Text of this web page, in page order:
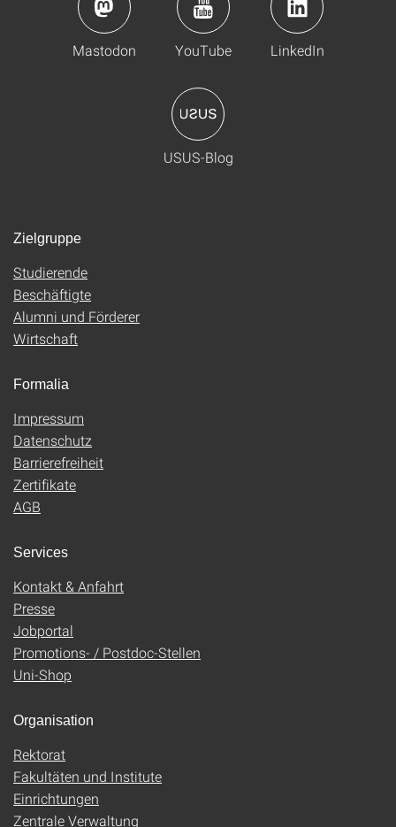
Mastodon YouTube LinkedIn
USUS-Blog
Zielgruppe
Studierende
Beschäftigte
Alumni und Förderer
Wirtschaft
Formalia
Impressum
Datenschutz
Barrierefreiheit
Zertifikate
AGB
Services
Kontakt & Anfahrt
Presse
Jobportal
Promotions- / Postdoc-Stellen
Uni-Shop
Organisation
Rektorat
Fakultäten und Institute
Einrichtungen
Zentrale Verwaltung